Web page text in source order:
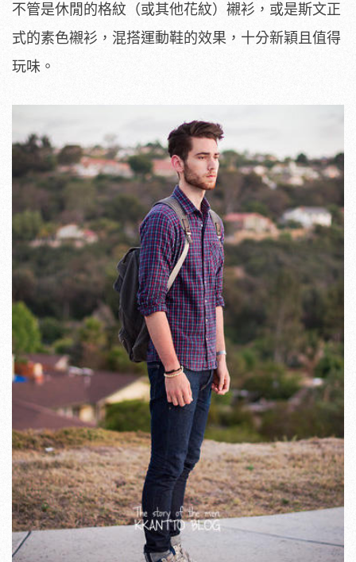
不管是休閒的格紋（或其他花紋）襯衫，或是斯文正
式的素色襯衫，混搭運動鞋的效果，十分新穎且值得
玩味。